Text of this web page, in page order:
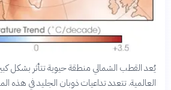
يُعد القطب الشمالي منطقة حيوية تتأثر بشكل كبير
العالمية. تتعدد تداعيات ذوبان الجليد في هذه